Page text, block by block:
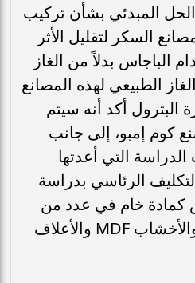
الحل المبدئي بشأن تركيب
السكر لتقليل الأثر
الباجاس بدلاً من الغاز
الطبيعي لهذه المصانع
البترول أكد أنه سيتم
كوم إمبو، إلى جانب
التي أعدتها
الرئاسي بدراسة
كمادة خام في عدد من
الصناعات منها الورق والأخشاب MDF والأعلاف